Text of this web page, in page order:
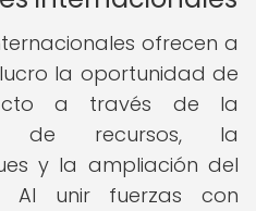
ofrecen a
la oportunidad de
a través de la
de recursos, la
y la ampliación del
Al unir fuerzas con